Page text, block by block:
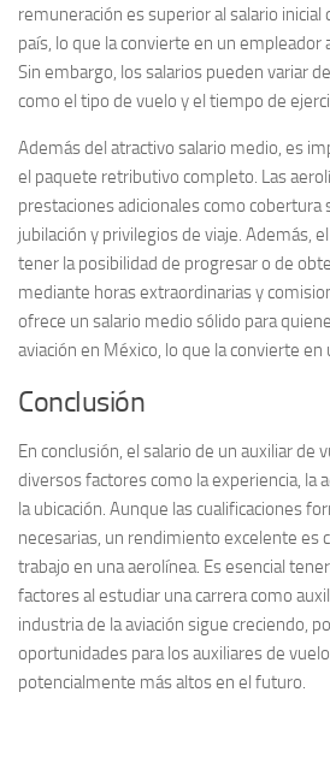
remuneración es superior al salario inicial
país, lo que la convierte en un empleador
Sin embargo, los salarios pueden variar
como el tipo de vuelo y el tiempo de
Además del atractivo salario medio, es
el paquete retributivo completo. Las
prestaciones adicionales como cobertura
jubilación y privilegios de viaje. Además,
tener la posibilidad de progresar o de
mediante horas extraordinarias y
ofrece un salario medio sólido para
aviación en México, lo que la convierte
Conclusión
En conclusión, el salario de un auxiliar de
diversos factores como la experiencia, la
la ubicación. Aunque las cualificaciones
necesarias, un rendimiento excelente es
trabajo en una aerolínea. Es esencial
factores al estudiar una carrera como
industria de la aviación sigue creciendo,
oportunidades para los auxiliares de
potencialmente más altos en el futuro.